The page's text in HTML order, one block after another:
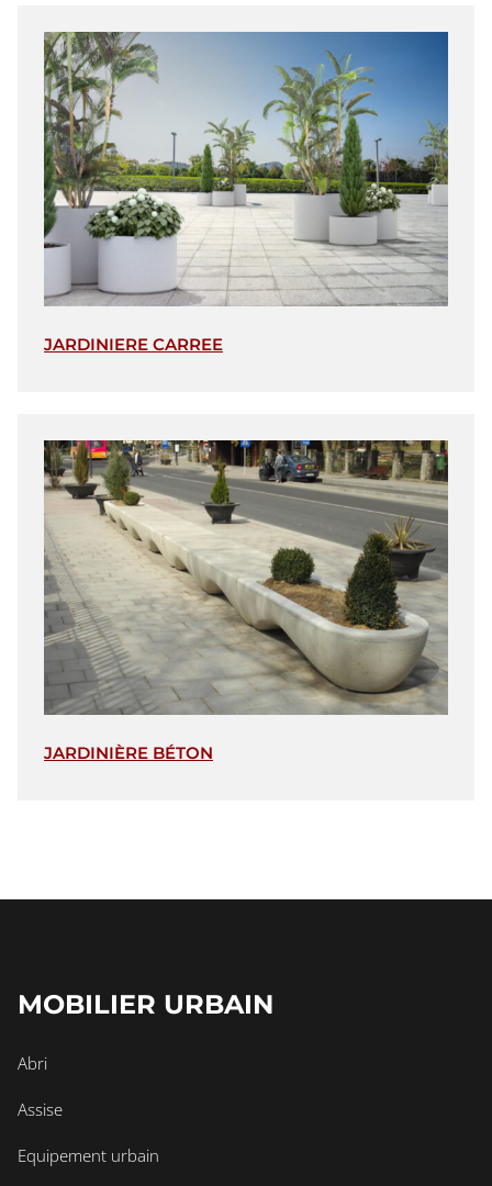
JARDINIERE CARREE
JARDINIÈRE BÉTON
MOBILIER URBAIN
Abri
Assise
Equipement urbain